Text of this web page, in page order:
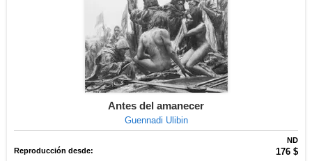
Antes del amanecer
Guennadi Ulibin
ND
Reproducción desde:
176 $